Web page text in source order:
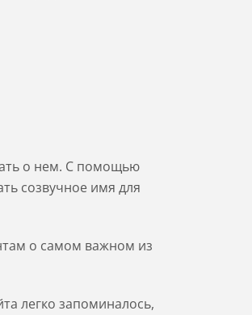
о нем. С помощью
созвучное имя для
о самом важном из
легко запоминалось,